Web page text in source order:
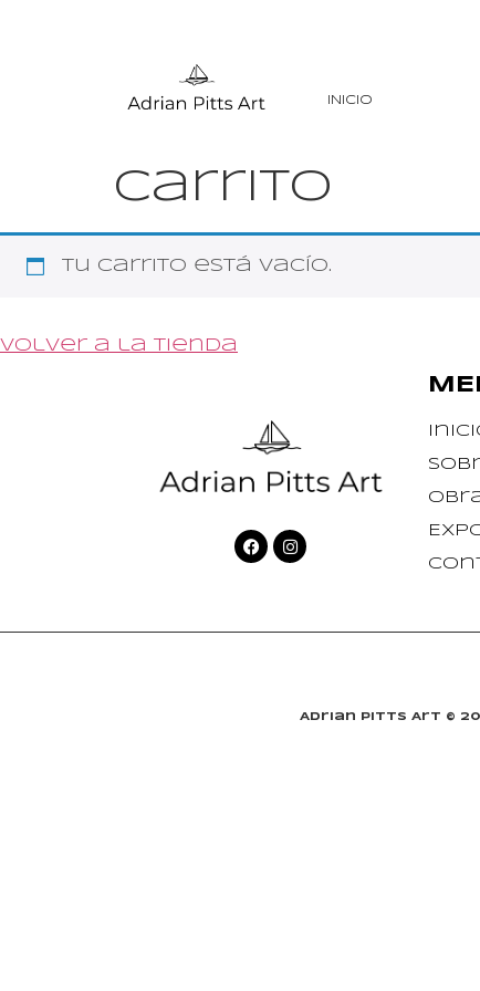
INICIO
Carrito
Tu carrito está vacío.
Volver a la tienda
Adrian Pitts Art ©